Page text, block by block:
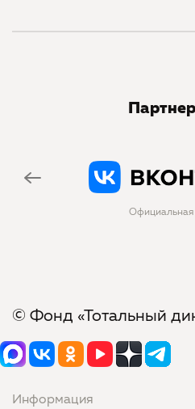
Официальная
© Фонд «Тотальный
Информация